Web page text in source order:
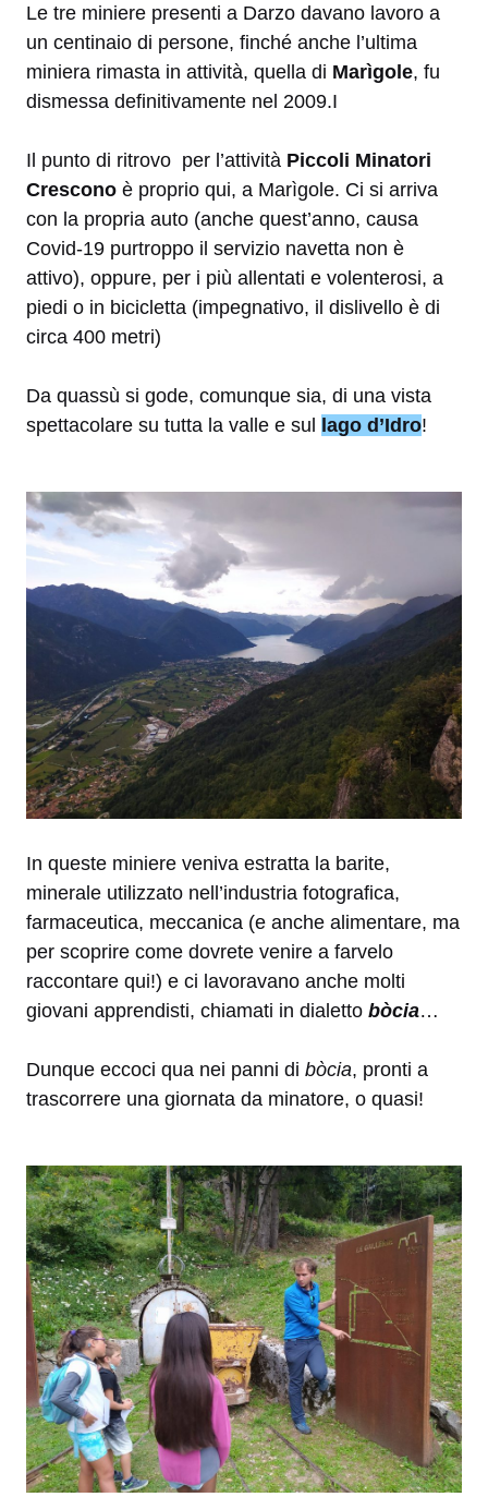
Le tre miniere presenti a Darzo davano lavoro a
un centinaio di persone, finché anche l’ultima
miniera rimasta in attività, quella di Marìgole, fu
dismessa definitivamente nel 2009.I
Il punto di ritrovo per l’attività Piccoli Minatori
Crescono è proprio qui, a Marìgole. Ci si arriva
con la propria auto (anche quest’anno, causa
Covid-19 purtroppo il servizio navetta non è
attivo), oppure, per i più allentati e volenterosi, a
piedi o in bicicletta (impegnativo, il dislivello è di
circa 400 metri)
Da quassù si gode, comunque sia, di una vista
spettacolare su tutta la valle e sul lago d’Idro!
In queste miniere veniva estratta la barite,
minerale utilizzato nell’industria fotografica,
farmaceutica, meccanica (e anche alimentare, ma
per scoprire come dovrete venire a farvelo
raccontare qui!) e ci lavoravano anche molti
giovani apprendisti, chiamati in dialetto bòcia…
Dunque eccoci qua nei panni di bòcia, pronti a
trascorrere una giornata da minatore, o quasi!